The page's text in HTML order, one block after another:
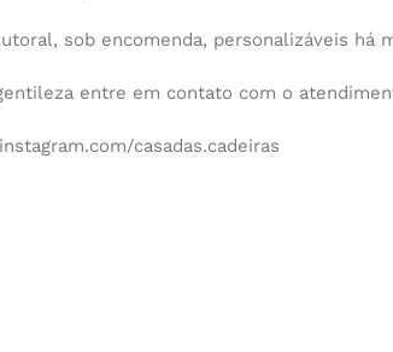
sob encomenda, personalizáveis há
entre em contato com o
casadas.cadeiras